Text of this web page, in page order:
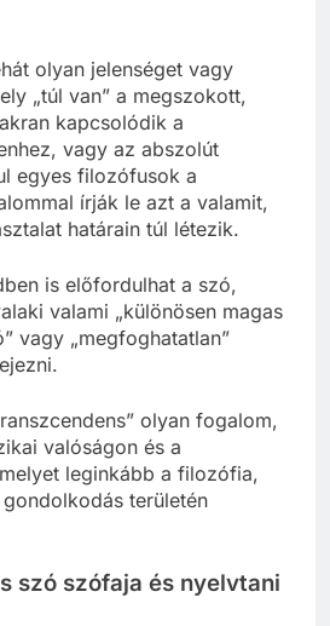
olyan jelenséget vagy
„túl van” a megszokott,
kapcsolódik a
vagy az abszolút
egyes filozófusok a
írják le azt a valamit,
határain túl létezik.
is előfordulhat a szó,
valami „különösen magas
vagy „megfoghatatlan”
olyan fogalom,
valóságon és a
leginkább a filozófia,
területén
szó szófaja és nyelvtani